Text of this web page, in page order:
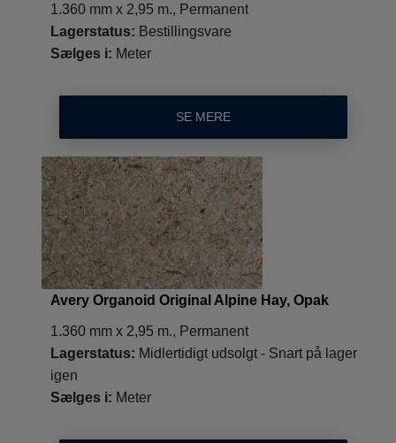
1.360 mm x 2,95 m., Permanent
Lagerstatus: Bestillingsvare
Sælges i: Meter
SE MERE
Avery Organoid Original Alpine Hay, Opak
1.360 mm x 2,95 m., Permanent
Lagerstatus: Midlertidigt udsolgt - Snart på lager
igen
Sælges i: Meter